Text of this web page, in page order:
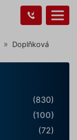
Doplňková
(830)
(100)
(72)